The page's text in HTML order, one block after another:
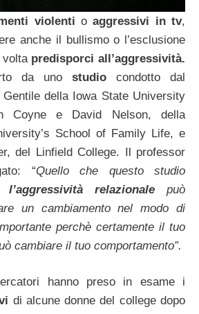
violenti oaggressivi in tv,
anche il bullismo o l’esclusione
volta predisporci all’aggressività.
da uno studio condotto dal
della Iowa State University
Coyne e David Nelson, della
School of Family Life, e
del Linfield College. Il professor
“Quello che questo studio
l’aggressività relazionalepuò
un cambiamento nel modo di
perchè certamente il tuo
cambiare il tuo comportamento”.
hanno preso in esame i
di alcune donne del college dopo